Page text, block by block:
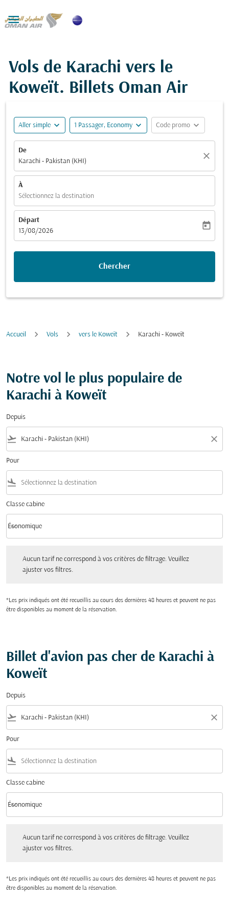

Vols de Karachi vers le
Koweït. Billets Oman Air
Aller simple expand_more 1 Passager, Economy expand_more Code promo expand_more
De
Karachi - Pakistan (KHI)
close
À
Sélectionnez la destination
Départ
fc-booking-departure-date-aria-label
13/08/2026
today
Chercher
Accueil Vols vers le Koweït Karachi - Koweït
Notre vol le plus populaire de
Karachi à Koweït
Depuis
flight_takeoff close
Pour
flight_land
Classe cabine
Classe cabine option Économique Selected
Économique
keyboard_arrow_down
Aucun tarif ne correspond à vos critères de filtrage. Veuillez
ajuster vos filtres.
*Les prix indiqués ont été recueillis au cours des dernières 48 heures et peuvent ne pas
être disponibles au moment de la réservation.
Billet d'avion pas cher de Karachi à
Koweït
Depuis
flight_takeoff close
Pour
flight_land
Classe cabine
Classe cabine option Économique Selected
Économique
keyboard_arrow_down
Aucun tarif ne correspond à vos critères de filtrage. Veuillez
ajuster vos filtres.
*Les prix indiqués ont été recueillis au cours des dernières 48 heures et peuvent ne pas
être disponibles au moment de la réservation.